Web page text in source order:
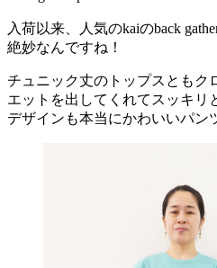
入荷以来、人気のkaiのback
絶妙なんですね！
チュニック丈のトップスともク
エットを出してくれてスッキリ
デザインも本当にかわいいパン